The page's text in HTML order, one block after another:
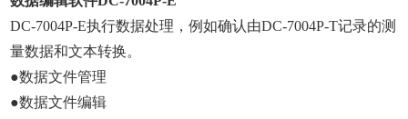
DC-7004P-E执行数据处理，例如确认由DC-7004P-T记录的测
量数据和文本转换。
●数据文件管理
●数据文件编辑